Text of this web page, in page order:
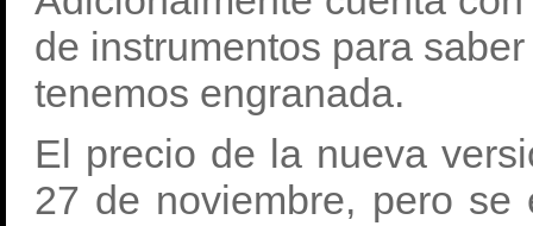
de instrumentos para
tenemos engranada.
El precio de la nueva
27 de noviembre, pero